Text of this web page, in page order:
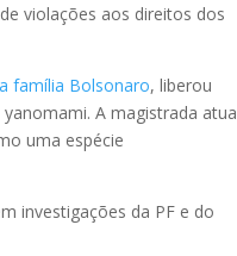
violações aos direitos dos
família Bolsonaro, liberou
A magistrada atua
uma espécie
investigações da PF e do